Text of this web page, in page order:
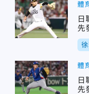
體
先
體
先